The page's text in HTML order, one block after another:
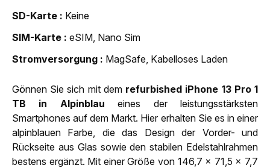
SD-Karte
Keine
SIM-Karte
eSIM, Nano Sim
Strom­versorgung
MagSafe, Kabelloses Laden
Gönnen Sie sich mit dem refurbished iPhone 13 Pro 1
TB in Alpinblau eines der leistungsstärksten
Smartphones auf dem Markt. Hier erhalten Sie es in einer
alpinblauen Farbe, die das Design der Vorder- und
Rückseite aus Glas sowie den stabilen Edelstahlrahmen
bestens ergänzt. Mit einer Größe von 146,7 x 71,5 x 7,7